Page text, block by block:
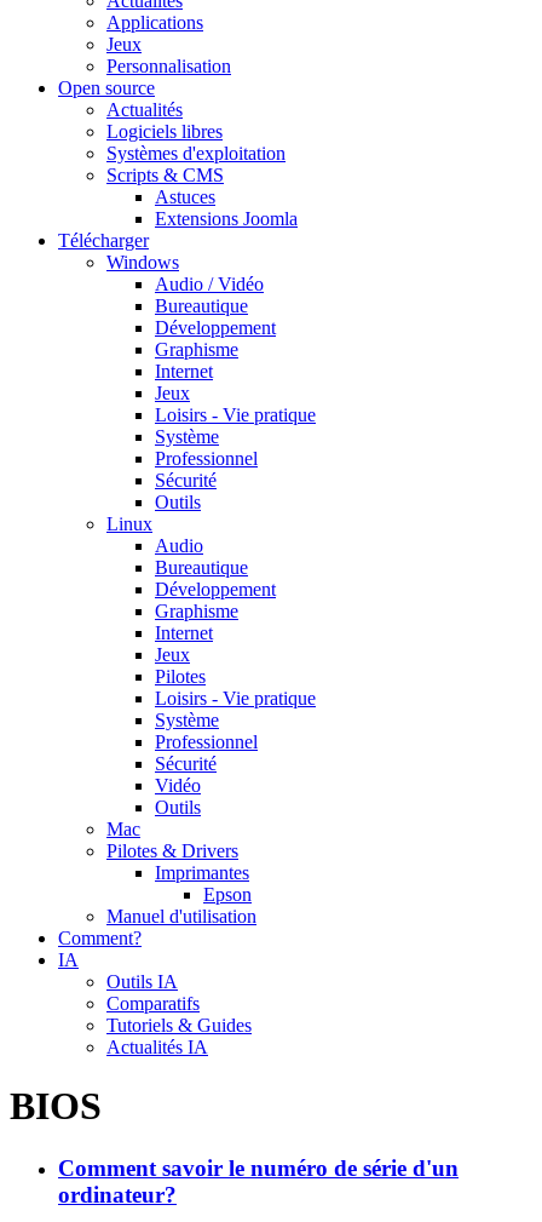
Applications
Jeux
Personnalisation
Open source
Actualités
Logiciels libres
Systèmes d'exploitation
Scripts & CMS
Astuces
Extensions Joomla
Télécharger
Windows
Audio / Vidéo
Bureautique
Développement
Graphisme
Internet
Jeux
Loisirs - Vie pratique
Système
Professionnel
Sécurité
Outils
Linux
Audio
Bureautique
Développement
Graphisme
Internet
Jeux
Pilotes
Loisirs - Vie pratique
Système
Professionnel
Sécurité
Vidéo
Outils
Mac
Pilotes & Drivers
Imprimantes
Epson
Manuel d'utilisation
Comment?
IA
Outils IA
Comparatifs
Tutoriels & Guides
Actualités IA
BIOS
Comment savoir le numéro de série d'un
ordinateur?